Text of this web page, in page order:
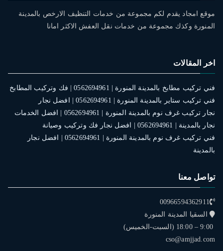
موقع امجاد يقدم لكم مجموعة من خدمات التنظيف الارخص بالمدينة
المنورة وكذك مجموعة من خدمات نقل العفش الاكثر امانا
اخر المقالات
فني تركيب مطابخ بالمدينة المنورة | 0562694961 | فك وتركيب المطابخ
فني تركيب ستاير بالمدينة المنورة | 0562694961 | افضل نجار
نجار تركيب غرف نوم بالمدينة المنورة | 0562694961 | افضل الخدمات
نجار بالمدينة | 0562694961 | افضل نجار فك وتركيب وصيانة
فني تركيب غرف نوم بالمدينة المنورة | 0562694961 | افضل نجار
بالمدينة
تواصل معنا
00966594362911
السقيا المدينة المنورة
9:00 – 18:00 (السبت-الخميس)
cso@amjjad.com